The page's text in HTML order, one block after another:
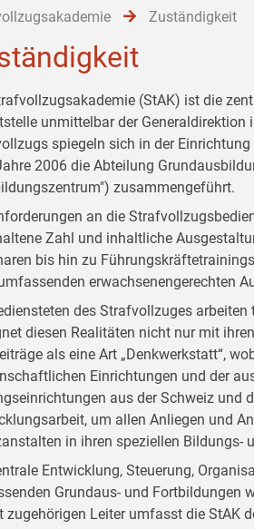
Zuständigkeit
(StAK) ist die
unmittelbar der
spiegeln sich in der
2006 die Abteilung
zusammengeführt.
an die
Zahl und inhaltliche
bis hin zu
erwachsenengerechten
des Strafvollzuges
diesen Realitäten nicht nur mit
als eine Art „Denkwerkstatt“,
Einrichtungen und der
aus der Schweiz und
um allen Anliegen und
in ihren speziellen Bildungs-
Entwicklung, Steuerung,
Grundaus- und Fortbildungen
zugehörigen Leiter umfasst die StAK